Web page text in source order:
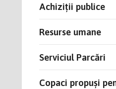
Achiziții publice
Resurse umane
Serviciul Parcări
Copaci propuși